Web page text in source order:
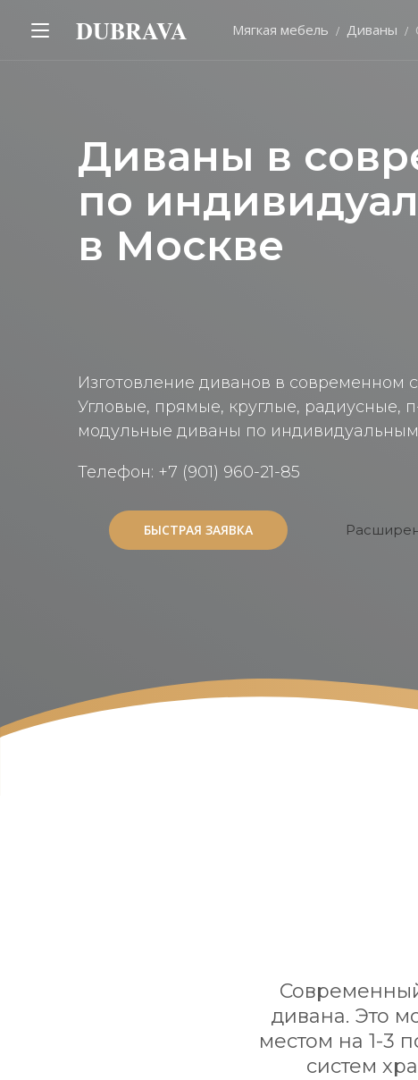
Диваны в
по
в Москве
Изготовление диванов в современном
Угловые, прямые, круглые, радиусные,
модульные диваны по
Телефон: +7 (901) 960-21-85
БЫСТРАЯ ЗАЯВКА
БЫСТРАЯ ЗАЯВКА
дивана. Это
местом на 1-3
систем
DUBRAVA Мягкая мебель Диваны